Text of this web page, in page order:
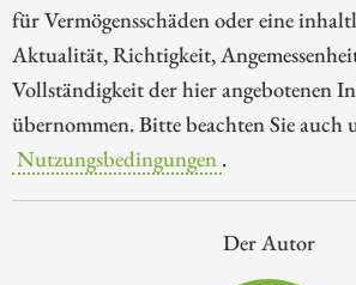
für Vermögensschäden oder eine
Aktualität, Richtigkeit,
Vollständigkeit der hier angebotenen
übernommen. Bitte beachten Sie auch
Nutzungsbedingungen .
Der Autor